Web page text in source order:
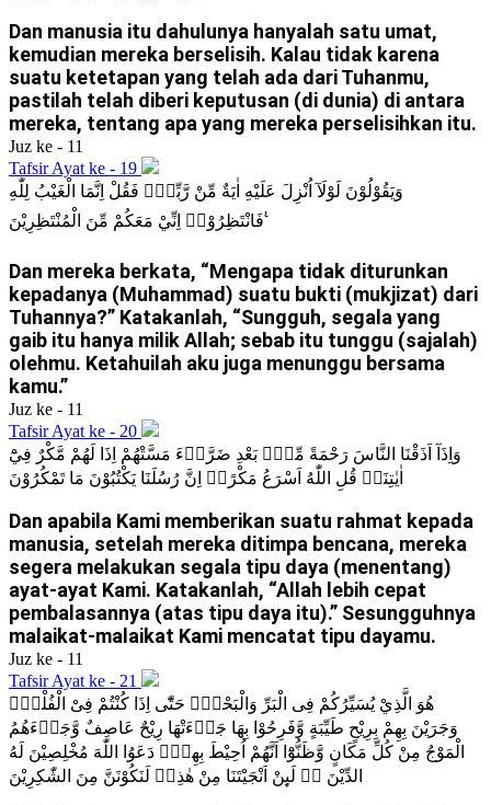
Dan manusia itu dahulunya hanyalah satu umat,
kemudian mereka berselisih. Kalau tidak karena
suatu ketetapan yang telah ada dari Tuhanmu,
pastilah telah diberi keputusan (di dunia) di antara
mereka, tentang apa yang mereka perselisihkan itu.
Juz ke - 11
Tafsir Ayat ke - 19
وَيَقُوْلُوْنَ لَوْلَآ اُنْزِلَ عَلَيْهِ اٰيَةٌ مِّنْ رَّبِّهٖۚ فَقُلْ اِنَّمَا الْغَيْبُ لِلّٰهِ
فَانْتَظِرُوْاۚ اِنِّيْ مَعَكُمْ مِّنَ الْمُنْتَظِرِيْنَ ࣖ
Dan mereka berkata, “Mengapa tidak diturunkan
kepadanya (Muhammad) suatu bukti (mukjizat) dari
Tuhannya?” Katakanlah, “Sungguh, segala yang
gaib itu hanya milik Allah; sebab itu tunggu (sajalah)
olehmu. Ketahuilah aku juga menunggu bersama
kamu.”
Juz ke - 11
Tafsir Ayat ke - 20
وَاِذَآ اَذَقْنَا النَّاسَ رَحْمَةً مِّنْۢ بَعْدِ ضَرَّاۤءَ مَسَّتْهُمْ اِذَا لَهُمْ مَّكْرٌ فِيْٓ
اٰيٰتِنَاۗ قُلِ اللّٰهُ اَسْرَعُ مَكْرًاۗ اِنَّ رُسُلَنَا يَكْتُبُوْنَ مَا تَمْكُرُوْنَ
Dan apabila Kami memberikan suatu rahmat kepada
manusia, setelah mereka ditimpa bencana, mereka
segera melakukan segala tipu daya (menentang)
ayat-ayat Kami. Katakanlah, “Allah lebih cepat
pembalasannya (atas tipu daya itu).” Sesungguhnya
malaikat-malaikat Kami mencatat tipu dayamu.
Juz ke - 11
Tafsir Ayat ke - 21
هُوَ الَّذِيْ يُسَيِّرُكُمْ فِى الْبَرِّ وَالْبَحْرِۗ حَتّٰٓى اِذَا كُنْتُمْ فِىْ الْفُلْكِۚ
وَجَرَيْنَ بِهِمْ بِرِيْحٍ طَيِّبَةٍ وَّفَرِحُوْا بِهَا جَاۤءَتْهَا رِيْحٌ عَاصِفٌ وَّجَاۤءَهُمُ
الْمَوْجُ مِنْ كُلِّ مَكَانٍ وَّظَنُّوْٓا اَنَّهُمْ اُحِيْطَ بِهِمْۙ دَعَوُا اللّٰهَ مُخْلِصِيْنَ لَهُ
الدِّيْنَ ەۚ لَىِٕنْ اَنْجَيْتَنَا مِنْ هٰذِهٖ لَنَكُوْنَنَّ مِنَ الشّٰكِرِيْنَ